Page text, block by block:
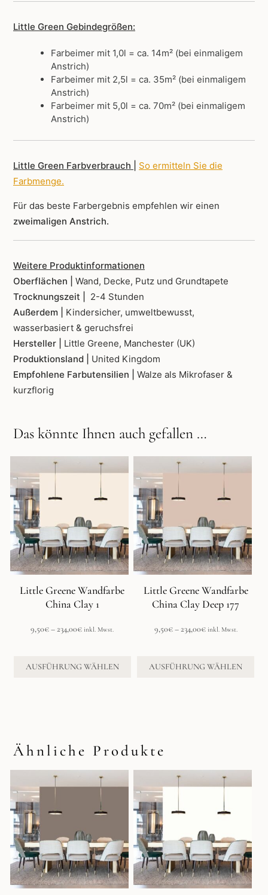
Little Green Gebindegrößen:
Farbeimer mit 1,0l = ca. 14m² (bei einmaligem
Anstrich)
Farbeimer mit 2,5l = ca. 35m² (bei einmaligem
Anstrich)
Farbeimer mit 5,0l = ca. 70m² (bei einmaligem
Anstrich)
Little Green Farbverbrauch |
So ermitteln Sie die
Farbmenge.
Für das beste Farbergebnis empfehlen wir einen
zweimaligen Anstrich.
Weitere Produktinformationen
Oberflächen | Wand, Decke, Putz und Grundtapete
Trocknungszeit |
2-4 Stunden
Außerdem | Kindersicher, umweltbewusst,
wasserbasiert & geruchsfrei
Hersteller | Little Greene, Manchester (UK)
Produktionsland | United Kingdom
Empfohlene Farbutensilien | Walze als Mikrofaser &
kurzflorig
Das könnte Ihnen auch gefallen …
Little Greene Wandfarbe
China Clay 1
9,50€ –234,00€Preisspanne:
234,00€
inkl. Mwst.
AUSFÜHRUNG WÄHLEN
Produkt
mehrere
auf.
Optionen
können
auf
der
Produktseite
gewählt
werden
Little Greene Wandfarbe
China Clay Deep 177
9,50€ –234,00€Preisspanne:
234,00€
inkl. Mwst.
AUSFÜHRUNG WÄHLEN
mehrere
auf.
Optionen
können
auf
der
Produktseite
gewählt
werden
Ähnliche Produkte
Produkt
mehrere
auf.
Optionen
können
auf
Produkt
mehrere
auf.
Optionen
können
auf